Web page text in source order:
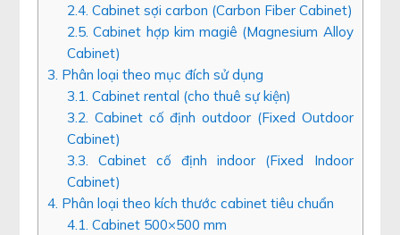
2.4. Cabinet sợi carbon (Carbon Fiber Cabinet)
2.5. Cabinet hợp kim magiê (Magnesium Alloy
Cabinet)
3. Phân loại theo mục đích sử dụng
3.1. Cabinet rental (cho thuê sự kiện)
3.2. Cabinet cố định outdoor (Fixed Outdoor
Cabinet)
3.3. Cabinet cố định indoor (Fixed Indoor
Cabinet)
4. Phân loại theo kích thước cabinet tiêu chuẩn
4.1. Cabinet 500×500 mm